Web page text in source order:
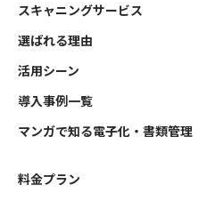
スキャニングサービス
選ばれる理由
活用シーン
導入事例一覧
マンガで知る電子化・書類管理
料金プラン